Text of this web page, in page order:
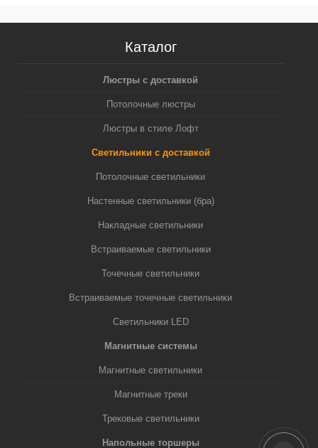
Каталог
Люстры с доставкой
Потолочные люстры
Люстры в стиле Лофт
Светильники с доставкой
Потолочные светильники
Настенные светильники (бра)
Накладные светильники
Встраиваемые светильники
Точечные светильники
Встраиваемые точечные светильники
Светильники LED
Магнитные системы
Магнитные светильники
Магнитные треки
Трековые светильники
Напольные торшеры